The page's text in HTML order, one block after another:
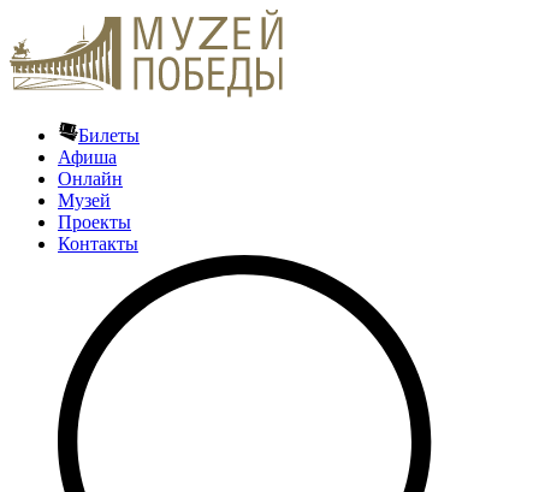
Билеты
Афиша
Онлайн
Музей
Проекты
Контакты